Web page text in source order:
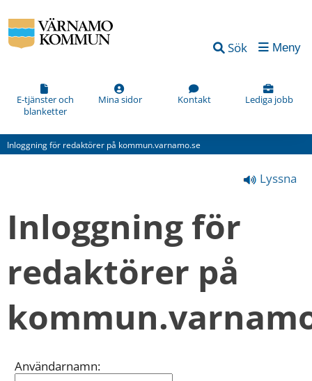
Sök Meny
E-tjänster och
blanketter
Mina sidor Kontakt Lediga jobb
Inloggning för redaktörer på kommun.varnamo.se
Lyssna
Inloggning för
redaktörer på
Inloggning
Användarnamn:
Vad
kan
förbättra
den
här
(obligatorisk)
kan
informationen
bättre